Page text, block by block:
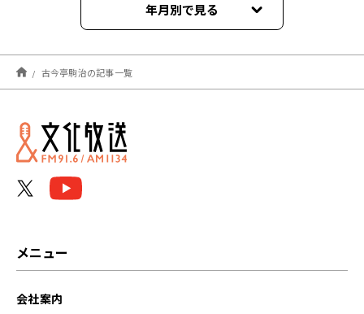
年月別で見る
2021年11月
古今亭駒治の記事一覧
メニュー
会社案内